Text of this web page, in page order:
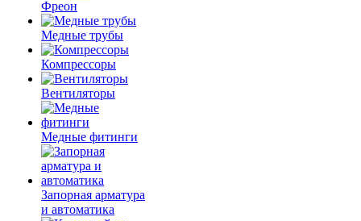
Фреон
Медные трубы
Компрессоры
Вентиляторы
Медные фитинги
Запорная арматура
и автоматика